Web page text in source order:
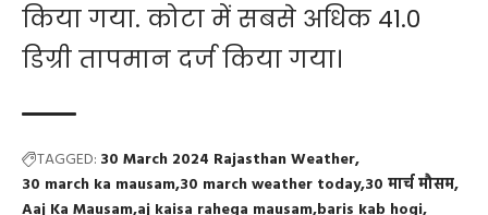
किया गया. कोटा में सबसे अधिक 41.0
डिग्री तापमान दर्ज किया गया।
TAGGED: 30 March 2024 Rajasthan Weather
30 march ka mausam 30 march weather today 30 मार्च मौसम
Aaj Ka Mausam aj kaisa rahega mausam baris kab hogi